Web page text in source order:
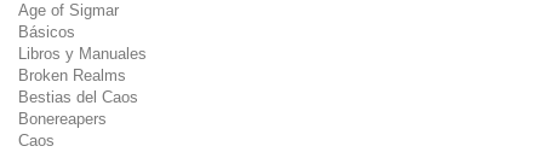
Age of Sigmar
Básicos
Libros y Manuales
Broken Realms
Bestias del Caos
Bonereapers
Caos